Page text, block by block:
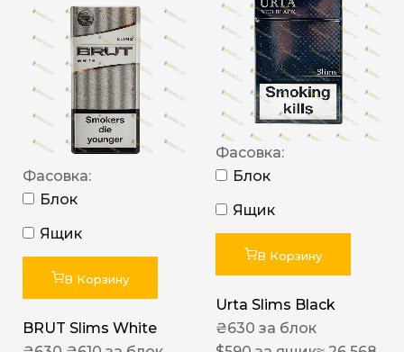
Фасовка:
Блок
Ящик
В Корзину
BRUT Slims White
Фасовка:
Блок
Ящик
В Корзину
Urta Slims Black
₴630 за блок